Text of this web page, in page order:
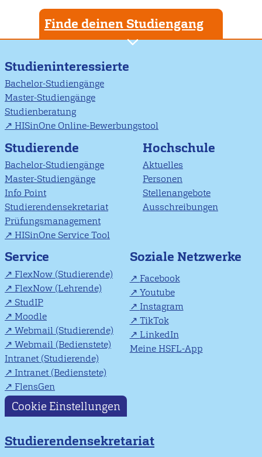
Finde deinen Studiengang
Studieninteressierte
Bachelor-Studiengänge
Master-Studiengänge
Studienberatung
HISinOne Online-Bewerbungstool
Studierende
Bachelor-Studiengänge
Master-Studiengänge
Info Point
Studierendensekretariat
Prüfungsmanagement
HISinOne Service Tool
Hochschule
Aktuelles
Personen
Stellenangebote
Ausschreibungen
Service
FlexNow (Studierende)
FlexNow (Lehrende)
StudIP
Moodle
Webmail (Studierende)
Webmail (Bedienstete)
Intranet (Studierende)
Intranet (Bedienstete)
FlensGen
Soziale Netzwerke
Facebook
Youtube
Instagram
TikTok
LinkedIn
Meine HSFL-App
Cookie Einstellungen
Studierendensekretariat